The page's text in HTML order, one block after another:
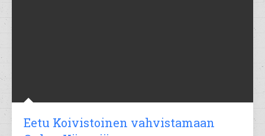
Eetu Koivistoinen vahvistamaan